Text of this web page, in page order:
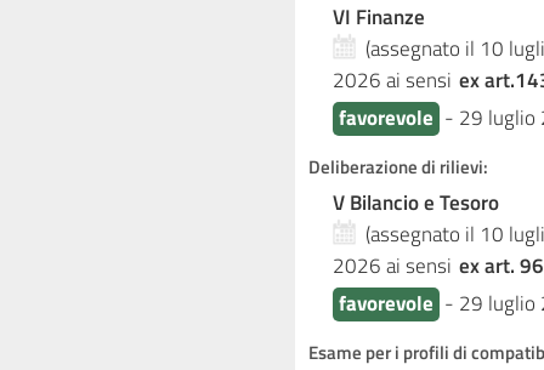
VI Finanze
(assegnato il 10
2026ai sensi ex
favorevole - 29 luglio
Deliberazione di rilievi:
V Bilancio e Tesoro
(assegnato il 10
2026ai sensi ex art.
favorevole - 29 luglio
Esame per i profili di